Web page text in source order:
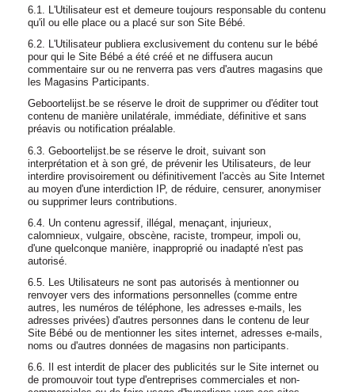
6.1. L'Utilisateur est et demeure toujours responsable du contenu
qu'il ou elle place ou a placé sur son Site Bébé.
6.2. L'Utilisateur publiera exclusivement du contenu sur le bébé
pour qui le Site Bébé a été créé et ne diffusera aucun
commentaire sur ou ne renverra pas vers d'autres magasins que
les Magasins Participants.
Geboortelijst.be se réserve le droit de supprimer ou d'éditer tout
contenu de manière unilatérale, immédiate, définitive et sans
préavis ou notification préalable.
6.3. Geboortelijst.be se réserve le droit, suivant son
interprétation et à son gré, de prévenir les Utilisateurs, de leur
interdire provisoirement ou définitivement l'accès au Site Internet
au moyen d'une interdiction IP, de réduire, censurer, anonymiser
ou supprimer leurs contributions.
6.4. Un contenu agressif, illégal, menaçant, injurieux,
calomnieux, vulgaire, obscène, raciste, trompeur, impoli ou,
d'une quelconque manière, inapproprié ou inadapté n'est pas
autorisé.
6.5. Les Utilisateurs ne sont pas autorisés à mentionner ou
renvoyer vers des informations personnelles (comme entre
autres, les numéros de téléphone, les adresses e-mails, les
adresses privées) d'autres personnes dans le contenu de leur
Site Bébé ou de mentionner les sites internet, adresses e-mails,
noms ou d'autres données de magasins non participants.
6.6. Il est interdit de placer des publicités sur le Site internet ou
de promouvoir tout type d'entreprises commerciales et non-